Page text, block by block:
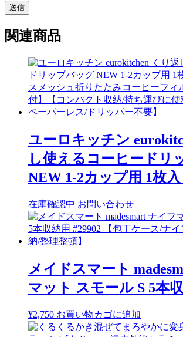
関連商品
ユーロキッチン
し使えるコーヒードリ
NEW 1-2カップ用 1枚入
在庫確認中 お問い合わせ
メイドスマート
マット スモール S 5本
¥2,750 お買い物カゴに追加